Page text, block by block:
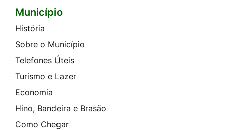
Seção do Rodapé e Contato
Município
História
Sobre o Município
Telefones Úteis
Turismo e Lazer
Economia
Hino, Bandeira e Brasão
Como Chegar